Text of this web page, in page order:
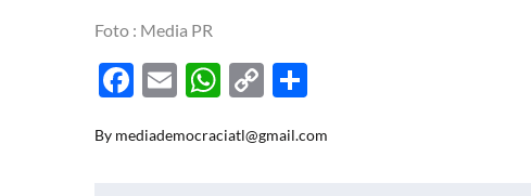
Foto : Media PR
F
e
E
ail
W
at
C
p ar
By mediademocraciatl@gmail.com